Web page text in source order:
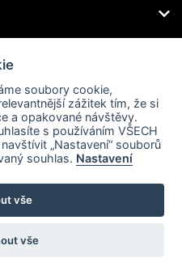
soubory cookie,
zážitek tím, že si
a opakované návštěvy.
s používáním VŠECH
„Nastavení“ souborů
souhlas. Nastavení
vše
vše